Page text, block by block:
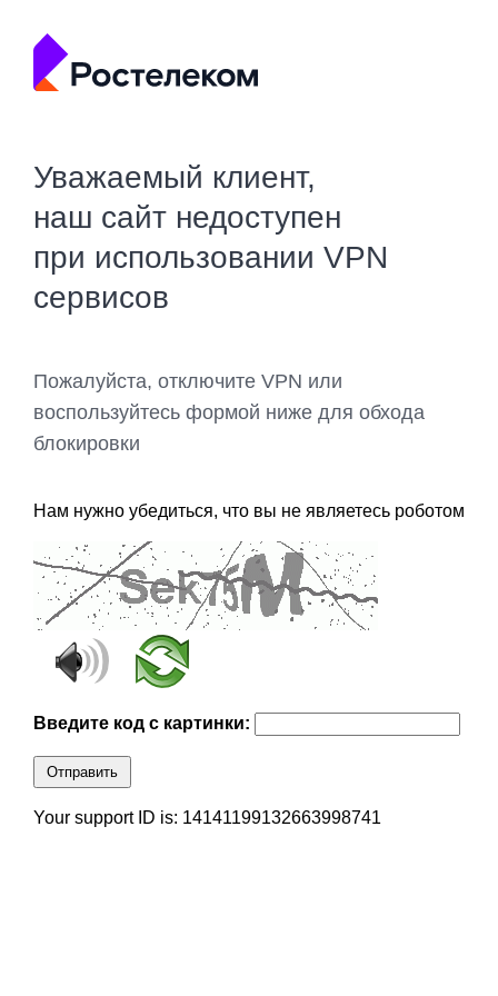
Уважаемый клиент,
наш сайт недоступен
при использовании VPN
сервисов
Пожалуйста, отключите VPN или
воспользуйтесь формой ниже для обхода
блокировки
Нам нужно убедиться, что вы не являетесь роботом
Введите код с картинки:
Отправить
Your support ID is: 14141199132663998741